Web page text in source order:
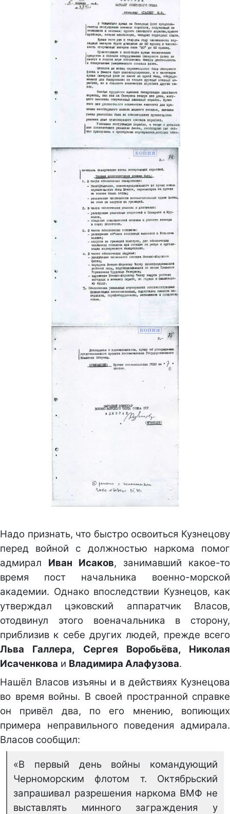
Надо признать, что быстро освоиться Кузнецову
перед войной с должностью наркома помог
адмирал Иван Исаков, занимавший какое-то
время пост начальника военно-морской
академии. Однако впоследствии Кузнецов, как
утверждал цэковский аппаратчик Власов,
отодвинул этого военачальника в сторону,
приблизив к себе других людей, прежде всего
Льва Галлера, Сергея Воробьёва, Николая
Исаченкова и Владимира Алафузова.
Нашёл Власов изъяны и в действиях Кузнецова
во время войны. В своей пространной справке
он привёл два, по его мнению, вопиющих
примера неправильного поведения адмирала.
Власов сообщил:
«В первый день войны командующий
Черноморским флотом т. Октябрьский
запрашивал разрешения наркома ВМФ не
выставлять минного заграждения у